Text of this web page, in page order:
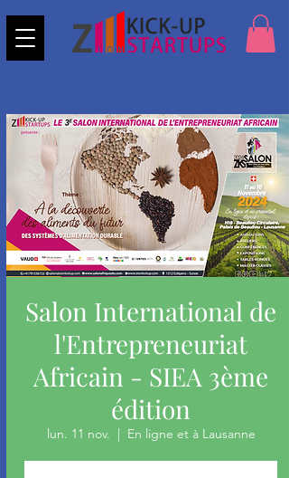
Salon International de
l'Entrepreneuriat
Africain - SIEA 3ème
édition
lun. 11 nov.
  |
En ligne et à Lausanne